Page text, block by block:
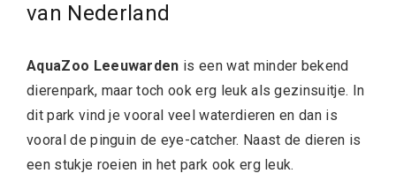
van Nederland
AquaZoo Leeuwarden is een wat minder bekend
dierenpark, maar toch ook erg leuk als gezinsuitje. In
dit park vind je vooral veel waterdieren en dan is
vooral de pinguin de eye-catcher. Naast de dieren is
een stukje roeien in het park ook erg leuk.